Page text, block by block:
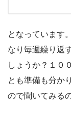
となっています
なり毎週繰り返
しょうか？１０
とも準備も分か
ので聞いてみる